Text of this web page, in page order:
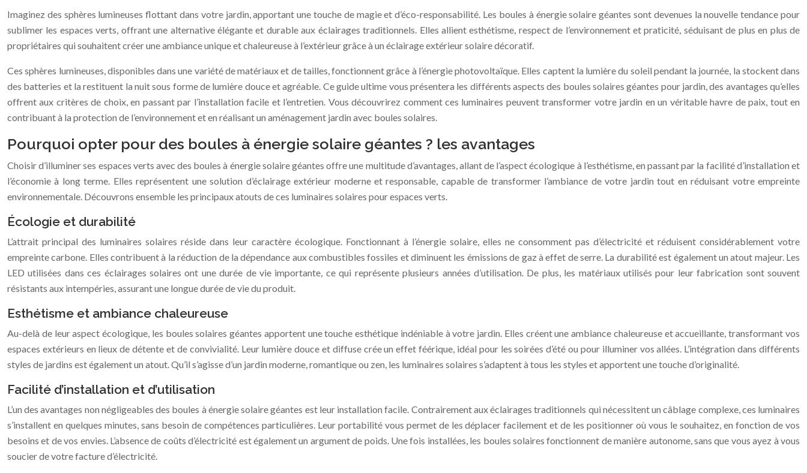
Imaginez des sphères lumineuses flottant dans votre jardin, apportant une touche de magie et d’éco-responsabilité. Les boules à énergie solaire géantes sont devenues la nouvelle tendance pour
sublimer les espaces verts, offrant une alternative élégante et durable aux éclairages traditionnels. Elles allient esthétisme, respect de l’environnement et praticité, séduisant de plus en plus de
propriétaires qui souhaitent créer une ambiance unique et chaleureuse à l’extérieur grâce à un éclairage extérieur solaire décoratif.
Ces sphères lumineuses, disponibles dans une variété de matériaux et de tailles, fonctionnent grâce à l’énergie photovoltaïque. Elles captent la lumière du soleil pendant la journée, la stockent dans
des batteries et la restituent la nuit sous forme de lumière douce et agréable. Ce guide ultime vous présentera les différents aspects des boules solaires géantes pour jardin, des avantages qu’elles
offrent aux critères de choix, en passant par l’installation facile et l’entretien. Vous découvrirez comment ces luminaires peuvent transformer votre jardin en un véritable havre de paix, tout en
contribuant à la protection de l’environnement et en réalisant un aménagement jardin avec boules solaires.
Pourquoi opter pour des boules à énergie solaire géantes ? les avantages
Choisir d’illuminer ses espaces verts avec des boules à énergie solaire géantes offre une multitude d’avantages, allant de l’aspect écologique à l’esthétisme, en passant par la facilité d’installation et
l’économie à long terme. Elles représentent une solution d’éclairage extérieur moderne et responsable, capable de transformer l’ambiance de votre jardin tout en réduisant votre empreinte
environnementale. Découvrons ensemble les principaux atouts de ces luminaires solaires pour espaces verts.
Écologie et durabilité
L’attrait principal des luminaires solaires réside dans leur caractère écologique. Fonctionnant à l’énergie solaire, elles ne consomment pas d’électricité et réduisent considérablement votre
empreinte carbone. Elles contribuent à la réduction de la dépendance aux combustibles fossiles et diminuent les émissions de gaz à effet de serre. La durabilité est également un atout majeur. Les
LED utilisées dans ces éclairages solaires ont une durée de vie importante, ce qui représente plusieurs années d’utilisation. De plus, les matériaux utilisés pour leur fabrication sont souvent
résistants aux intempéries, assurant une longue durée de vie du produit.
Esthétisme et ambiance chaleureuse
Au-delà de leur aspect écologique, les boules solaires géantes apportent une touche esthétique indéniable à votre jardin. Elles créent une ambiance chaleureuse et accueillante, transformant vos
espaces extérieurs en lieux de détente et de convivialité. Leur lumière douce et diffuse crée un effet féérique, idéal pour les soirées d’été ou pour illuminer vos allées. L’intégration dans différents
styles de jardins est également un atout. Qu’il s’agisse d’un jardin moderne, romantique ou zen, les luminaires solaires s’adaptent à tous les styles et apportent une touche d’originalité.
Facilité d’installation et d’utilisation
L’un des avantages non négligeables des boules à énergie solaire géantes est leur installation facile. Contrairement aux éclairages traditionnels qui nécessitent un câblage complexe, ces luminaires
s’installent en quelques minutes, sans besoin de compétences particulières. Leur portabilité vous permet de les déplacer facilement et de les positionner où vous le souhaitez, en fonction de vos
besoins et de vos envies. L’absence de coûts d’électricité est également un argument de poids. Une fois installées, les boules solaires fonctionnent de manière autonome, sans que vous ayez à vous
soucier de votre facture d’électricité.